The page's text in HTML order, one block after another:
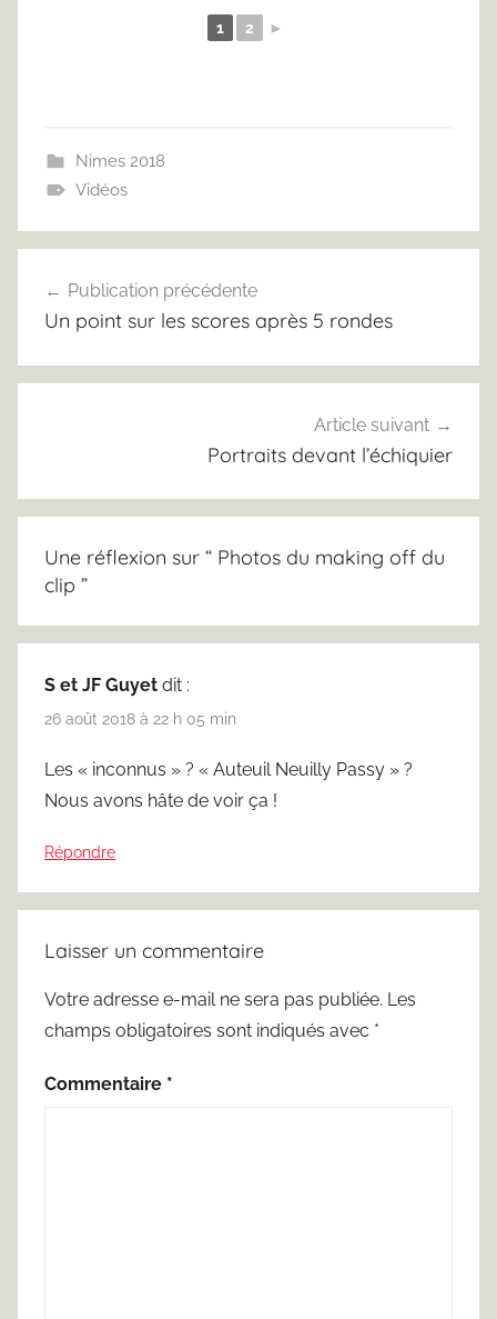
1 2 ►
Nimes 2018
Vidéos
de
Publication précédente
Un point sur les scores après 5 rondes
Article suivant
Portraits devant l’échiquier
Une réflexion sur “ Photos du making off du
clip ”
S et JF Guyet dit :
26 août 2018 à 22 h 05 min
Les « inconnus » ? « Auteuil Neuilly Passy » ?
Nous avons hâte de voir ça !
Répondre
Laisser un commentaire
Votre adresse e-mail ne sera pas publiée. Les
champs obligatoires sont indiqués avec *
Commentaire *